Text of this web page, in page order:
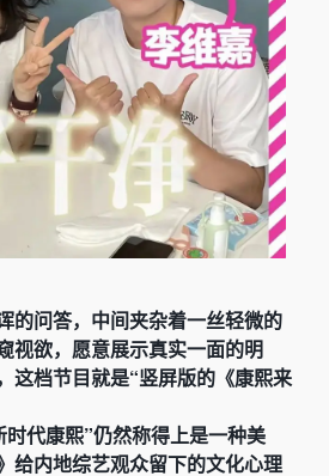
的问答，中间夹杂着一丝轻微的
视欲，愿意展示真实一面的明
这档节目就是“竖屏版的《康熙来
代康熙”仍然称得上是一种美
给内地综艺观众留下的文化心理